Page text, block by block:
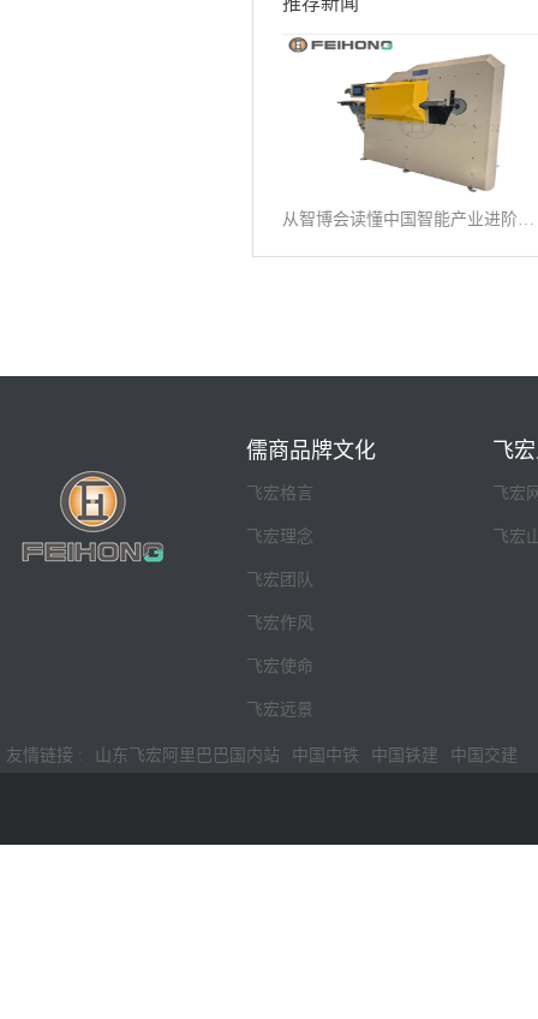
从智博会读懂中国智能产业进阶之路
儒商品牌文化
飞宏格言
飞宏理念
飞宏团队
飞宏作风
飞宏使命
飞宏远景
飞
飞宏
飞宏
友情链接 : 山东飞宏阿里巴巴国内站 中国中铁 中国铁建 中国交建